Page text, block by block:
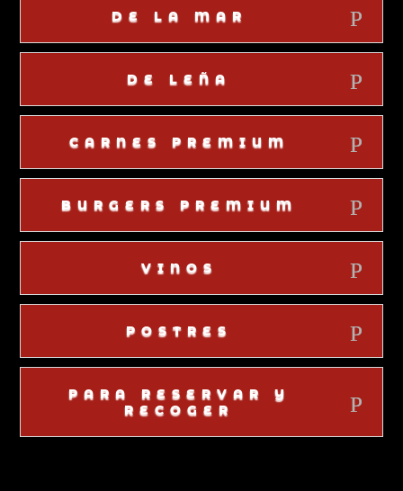
DE LA MAR
DE LEÑA
CARNES PREMIUM
BURGERS PREMIUM
VINOS
POSTRES
PARA RESERVAR Y
RECOGER